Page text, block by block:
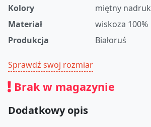
Kolory
miętny nadruk
Materiał
wiskoza 100%
Produkcja
Białoruś
Sprawdź swoj rozmiar
Brak w magazynie
Dodatkowy opis